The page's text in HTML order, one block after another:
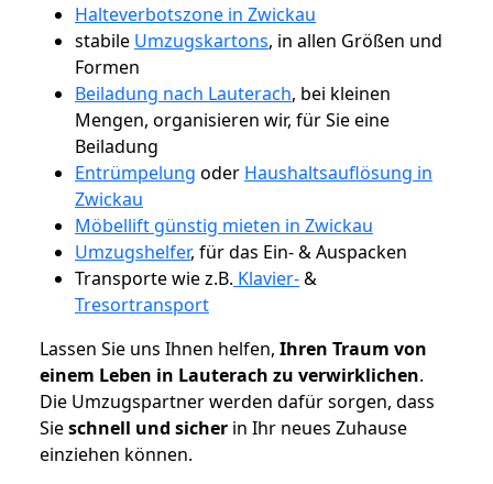
Halteverbotszone in Zwickau
stabile Umzugskartons, in allen Größen und
Formen
Beiladung nach Lauterach, bei kleinen
Mengen, organisieren wir, für Sie eine
Beiladung
Entrümpelung oder Haushaltsauflösung in
Zwickau
Möbellift günstig mieten in Zwickau
Umzugshelfer, für das Ein- & Auspacken
Transporte wie z.B. Klavier-&
Tresortransport
Lassen Sie uns Ihnen helfen, Ihren Traum von
einem Leben in Lauterach zu verwirklichen.
Die Umzugspartner werden dafür sorgen, dass
Sieschnell und sicher in Ihr neues Zuhause
einziehen können.